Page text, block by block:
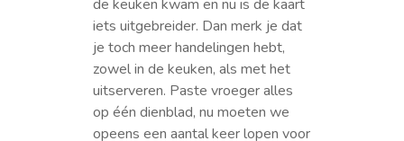
de keuken kwam en nu is de kaart
iets uitgebreider. Dan merk je dat
je toch meer handelingen hebt,
zowel in de keuken, als met het
uitserveren. Paste vroeger alles
op één dienblad, nu moeten we
opeens een aantal keer lopen voor